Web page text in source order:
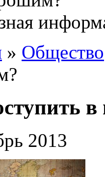
» Общество
в
2013